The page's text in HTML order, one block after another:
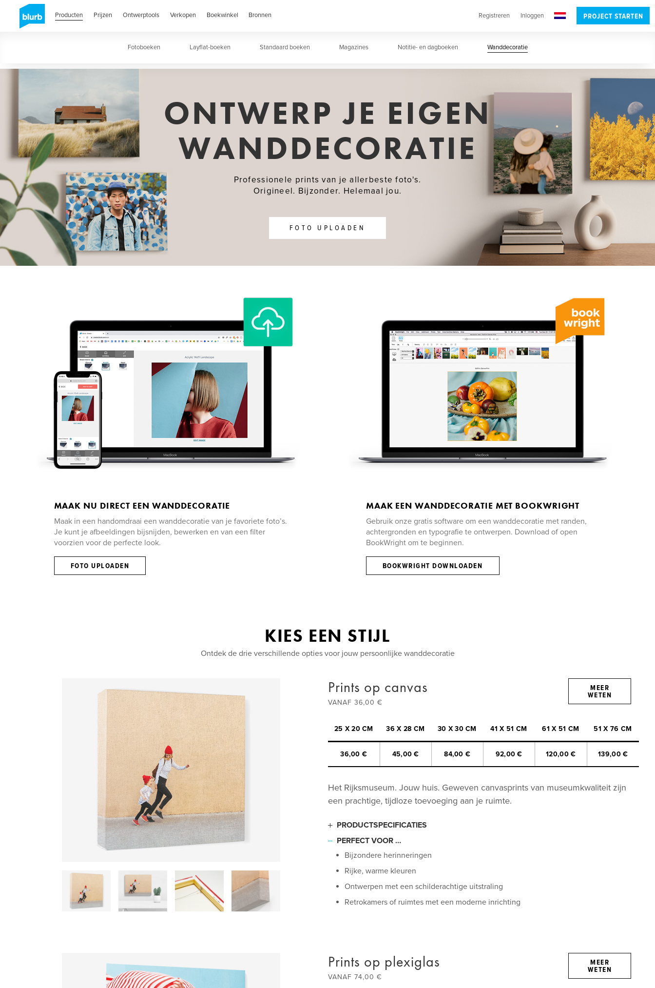
Producten Prijzen Ontwerptools Verkopen Boekwinkel Bronnen Registreren Inloggen PROJECT STARTEN
Fotoboeken Layflat-boeken Standaard boeken Magazines Notitie- en dagboeken Wanddecoratie
ONTWERP JE EIGEN
WANDDECORATIE
Professionele prints van je allerbeste foto's.
Origineel. Bijzonder. Helemaal jou.
FOTO UPLOADEN
MAAK NU DIRECT EEN WANDDECORATIE
Maak in een handomdraai een wanddecoratie van je favoriete foto’s.
Je kunt je afbeeldingen bijsnijden, bewerken en van een filter
voorzien voor de perfecte look.
FOTO UPLOADEN
MAAK EEN WANDDECORATIE MET BOOKWRIGHT
Gebruik onze gratis software om een wanddecoratie met randen,
achtergronden en typografie te ontwerpen. Download of open
BookWright om te beginnen.
BOOKWRIGHT DOWNLOADEN
KIES EEN STIJL
Ontdek de drie verschillende opties voor jouw persoonlijke wanddecoratie
Prints op canvas
VANAF 36,00 €
MEER
WETEN
25 X 20 CM 36 X 28 CM 30 X 30 CM 41 X 51 CM 61 X 51 CM 51 X 76 CM
36,00 € 45,00 € 84,00 € 92,00 € 120,00 € 139,00 €
Het Rijksmuseum. Jouw huis. Geweven canvasprints van museumkwaliteit zijn
een prachtige, tijdloze toevoeging aan je ruimte.
PRODUCTSPECIFICATIES
Canvas van museumkwaliteit (370 g/m)
2-over-1-Oxfordweving met een getextureerde finish
Subtiele, halfglanzende coating
Eco-solventinkten; gedroogd met een speciaal proces voor echt kleurvastheid
3,81 cm dik frame met vingerlas, gemaakt van FSC-gecertificeerd grenen
PERFECT VOOR …
Bijzondere herinneringen
Rijke, warme kleuren
Ontwerpen met een schilderachtige uitstraling
Retrokamers of ruimtes met een moderne inrichting
Prints op plexiglas
VANAF 74,00 €
MEER
WETEN